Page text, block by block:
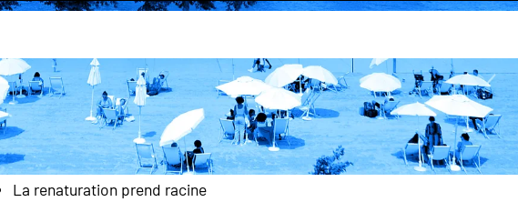
2023-2024 :
La renaturation prend racine